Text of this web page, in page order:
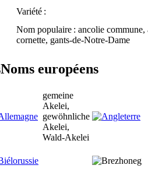
Variété :
Nom populaire : ancolie
cornette, gants-de-Notre-Dame
Noms européens
gemeine
Akelei,
gewöhnliche
Akelei,
Wald-Akelei